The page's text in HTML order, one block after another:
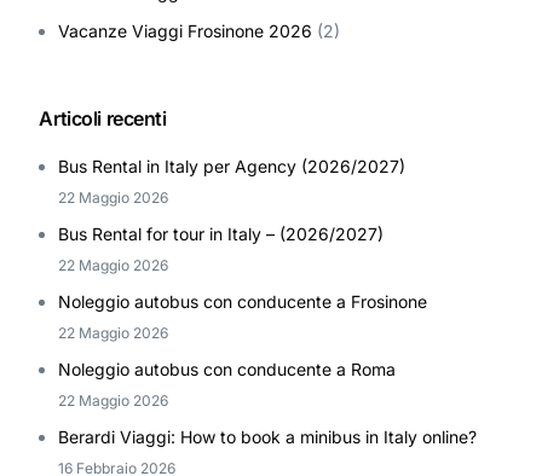
Vacanze Viaggi Frosinone 2026 (2)
Articoli recenti
Bus Rental in Italy per Agency (2026/2027)
22 Maggio 2026
Bus Rental for tour in Italy – (2026/2027)
22 Maggio 2026
Noleggio autobus con conducente a Frosinone
22 Maggio 2026
Noleggio autobus con conducente a Roma
22 Maggio 2026
Berardi Viaggi: How to book a minibus in Italy online?
16 Febbraio 2026